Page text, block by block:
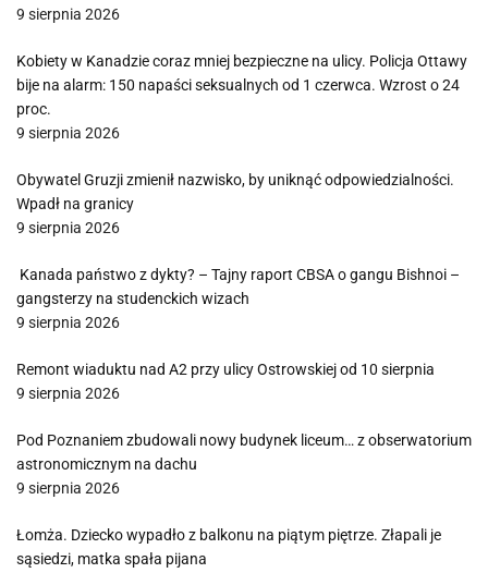
9 sierpnia 2026
Kobiety w Kanadzie coraz mniej bezpieczne na ulicy. Policja Ottawy
bije na alarm: 150 napaści seksualnych od 1 czerwca. Wzrost o 24
proc.
9 sierpnia 2026
Obywatel Gruzji zmienił nazwisko, by uniknąć odpowiedzialności.
Wpadł na granicy
9 sierpnia 2026
Kanada państwo z dykty? – Tajny raport CBSA o gangu Bishnoi –
gangsterzy na studenckich wizach
9 sierpnia 2026
Remont wiaduktu nad A2 przy ulicy Ostrowskiej od 10 sierpnia
9 sierpnia 2026
Pod Poznaniem zbudowali nowy budynek liceum… z obserwatorium
astronomicznym na dachu
9 sierpnia 2026
Łomża. Dziecko wypadło z balkonu na piątym piętrze. Złapali je
sąsiedzi, matka spała pijana